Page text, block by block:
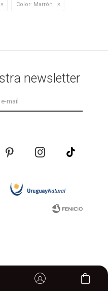
Color: Marrón
newsletter
 